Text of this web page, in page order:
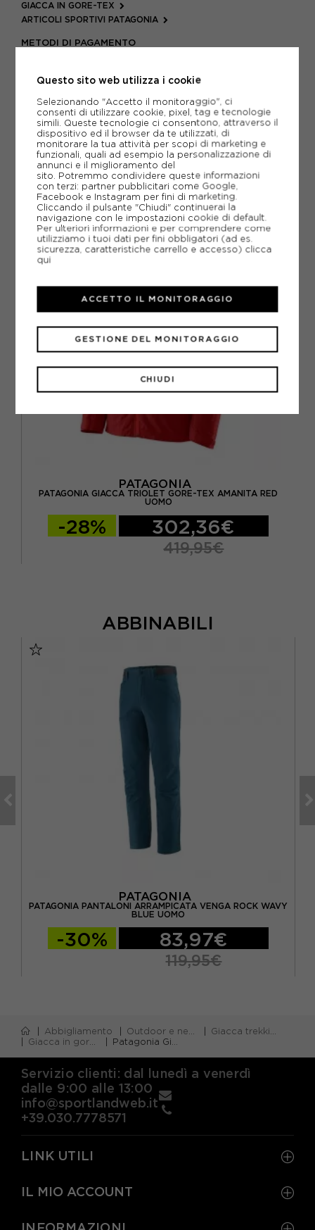
GIACCA IN GORE-TEX
ARTICOLI SPORTIVI PATAGONIA
METODI DI PAGAMENTO
PIÙ INFORMAZIONI
SCHEDA TECNICA
GUIDA ALLE TAGLIE
CONSIGLIATI DA NOI
PATAGONIA
PATAGONIA GIACCA TRIOLET GORE-TEX AMANITA RED
UOMO
-28% 302,36€
419,95€
ABBINABILI
PATAGONIA
PATAGONIA PANTALONI ARRAMPICATA VENGA ROCK WAVY
BLUE UOMO
-30% 83,97€
119,95€
Abbigliamento Outdoor e neve
Giacca trekking
Giacca in gore-tex
Patagonia Giacca Triolet GORE-TEX Endless Blue Uomo
Servizio clienti: dal lunedì a venerdì
dalle 9:00 alle 13:00
info@sportlandweb.it
+39.030.7778571
LINK UTILI
IL MIO ACCOUNT
Questo sito web utilizza i cookie
Selezionando "Accetto il monitoraggio", ci
consenti di utilizzare cookie, pixel, tag e tecnologie
simili. Queste tecnologie ci consentono, attraverso il
dispositivo ed il browser da te utilizzati, di
monitorare la tua attività per scopi di marketing e
funzionali, quali ad esempio la personalizzazione di
annunci e il miglioramento del
sito. Potremmo condividere queste informazioni
con terzi: partner pubblicitari come Google,
Facebook e Instagram per fini di marketing.
Cliccando il pulsante "Chiudi" continuerai la
navigazione con le impostazioni cookie di default.
Per ulteriori informazioni e per comprendere come
utilizziamo i tuoi dati per fini obbligatori (ad es.
sicurezza, caratteristiche carrello e accesso) clicca
qui
CHIUDI
GESTIONE DEL MONITORAGGIO
ACCETTO IL MONITORAGGIO